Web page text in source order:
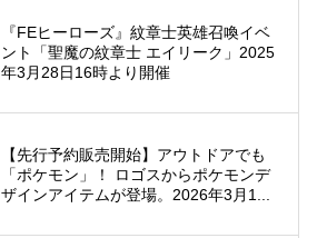
『FEヒーローズ』紋章士英雄召喚イベ
ント「聖魔の紋章士 エイリーク」2025
年3月28日16時より開催
【先行予約販売開始】アウトドアでも
「ポケモン」！ ロゴスからポケモンデ
ザインアイテムが登場。2026年3月1...